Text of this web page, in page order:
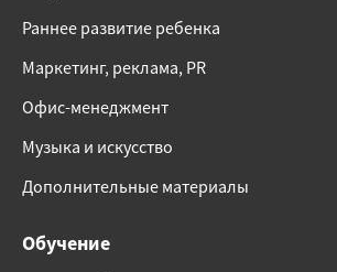
Раннее развитие ребенка
Маркетинг, реклама, PR
Офис-менеджмент
Музыка и искусство
Дополнительные материалы
Обучение